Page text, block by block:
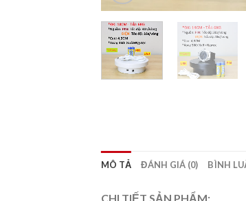
MÔ TẢ ĐÁNH GIÁ (0) BÌNH
CHI TIẾT SẢN PHẨM: